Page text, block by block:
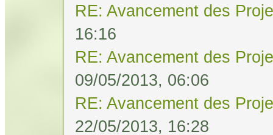
RE: Avancement des
16:16
RE: Avancement des
09/05/2013, 06:06
RE: Avancement des
22/05/2013, 16:28